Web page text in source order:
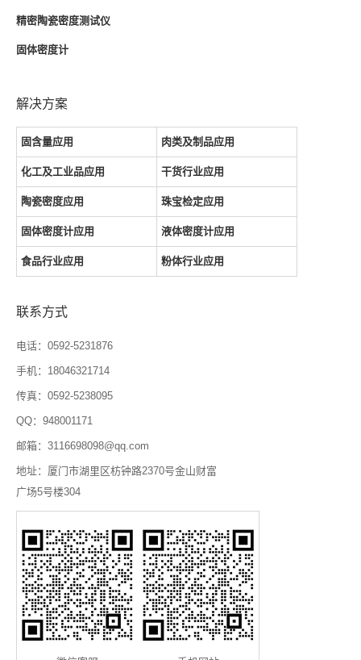
精密陶瓷密度测试仪
固体密度计
解决方案
固含量应用 肉类及制品应用
化工及工业品应用 干货行业应用
陶瓷密度应用 珠宝检定应用
固体密度计应用 液体密度计应用
食品行业应用 粉体行业应用
联系方式
电话：0592-5231876
手机：18046321714
传真：0592-5238095
QQ：948001171
邮箱：3116698098@qq.com
地址：厦门市湖里区枋钟路2370号金山财富
广场5号楼304